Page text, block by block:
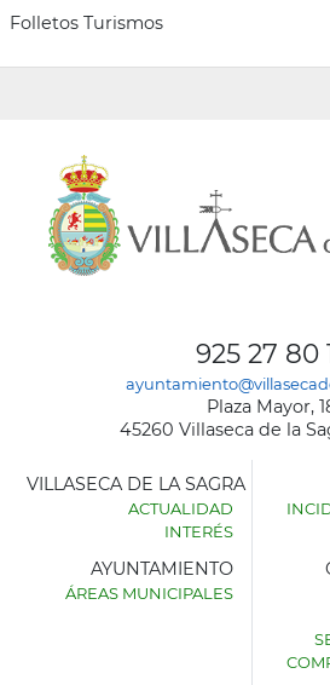
Folletos Turismos
925 27 80
Plaza Mayor,
45260 Villaseca de la
AYUNTAMIENTO
VILLASECA DE LA SAGRA
ACTUALIDAD
INTERÉS
AYUNTAMIENTO
ÁREAS MUNICIPALES